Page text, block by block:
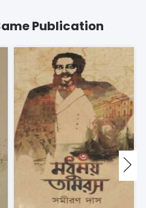
Publication